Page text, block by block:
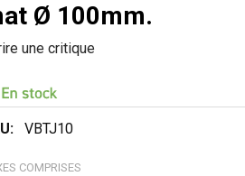
Ø 100mm.
une critique
VBTJ10
COMPRISES